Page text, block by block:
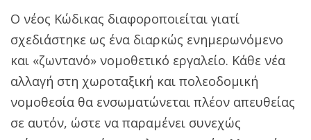
Ο νέος Κώδικας διαφοροποιείται γιατί
σχεδιάστηκε ως ένα διαρκώς ενημερωνόμενο
και «ζωντανό» νομοθετικό εργαλείο. Κάθε νέα
αλλαγή στη χωροταξική και πολεοδομική
νομοθεσία θα ενσωματώνεται πλέον απευθείας
σε αυτόν, ώστε να παραμένει συνεχώς